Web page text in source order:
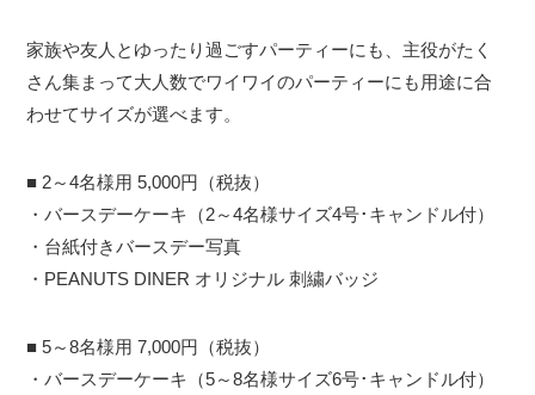
家族や友人とゆったり過ごすパーティーにも、主役がたく
さん集まって大人数でワイワイのパーティーにも用途に合
わせてサイズが選べます。
■ 2～4名様用 5,000円（税抜）
・バースデーケーキ（2～4名様サイズ4号･キャンドル付）
・台紙付きバースデー写真
・PEANUTS DINER オリジナル 刺繍バッジ
■ 5～8名様用 7,000円（税抜）
・バースデーケーキ（5～8名様サイズ6号･キャンドル付）